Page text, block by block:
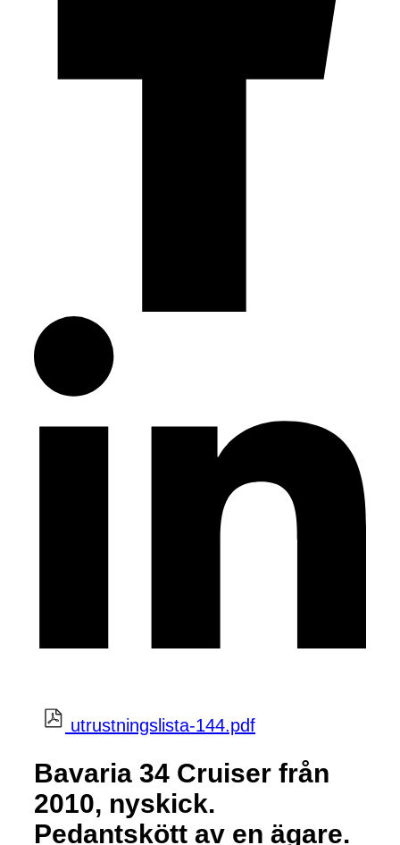
utrustningslista-144.pdf
Bavaria 34 Cruiser från
2010, nyskick.
Pedantskött av en ägare.